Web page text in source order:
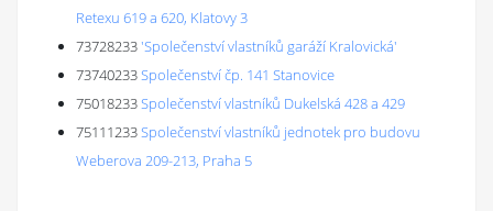
Retexu 619 a 620, Klatovy 3
73728233'Společenství vlastníků garáží Kralovická'
73740233Společenství čp. 141 Stanovice
75018233Společenství vlastníků Dukelská 428 a 429
75111233Společenství vlastníků jednotek pro budovu
Weberova 209-213, Praha 5